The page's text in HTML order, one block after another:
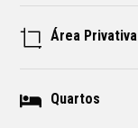
Área Privativa
Quartos